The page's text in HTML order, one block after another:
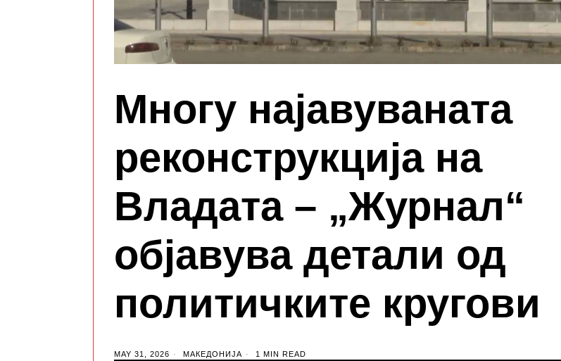
Многу најавуваната
реконструкција на
Владата – „Журнал“
објавува детали од
политичките кругови
MAY 31, 2026 МАКЕДОНИЈА 1 MIN READ